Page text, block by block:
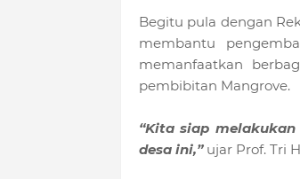
Begitu pula dengan
membantu
memanfaatkan
pembibitan Mangrove.
“Kita siap
desa ini,”ujar Prof. Tri